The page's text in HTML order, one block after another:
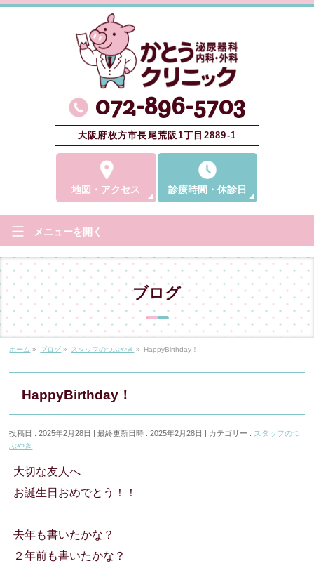
072-896-5703
大阪府枚方市長尾荒阪1丁目2889-1
地図 ・ アクセス 診療時間 ・休診日
メニューを開く
ブログ
ホーム » ブログ » スタッフのつぶやき » HappyBirthday！
HappyBirthday！
投稿日 : 2025年2月28日 最終更新日時 : 2025年2月28日 カテゴリー : スタッフのつ
ぶやき
大切な友人へ
お誕生日おめでとう！！
去年も書いたかな？
２年前も書いたかな？